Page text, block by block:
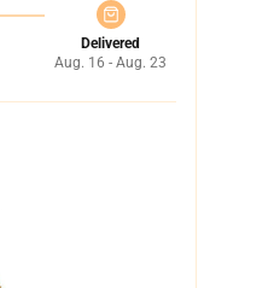
Delivered
Aug. 16 - Aug. 23